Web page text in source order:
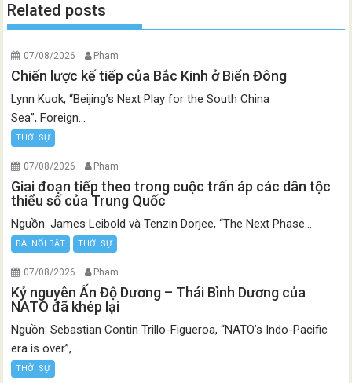
Related posts
07/08/2026 Pham
Chiến lược kế tiếp của Bắc Kinh ở Biển Đông
Lynn Kuok, “Beijing’s Next Play for the South China
Sea”, Foreign...
THỜI SỰ
07/08/2026 Pham
Giai đoạn tiếp theo trong cuộc trấn áp các dân tộc
thiểu số của Trung Quốc
Nguồn: James Leibold và Tenzin Dorjee, “The Next Phase...
BÀI NỔI BẬT THỜI SỰ
07/08/2026 Pham
Kỷ nguyên Ấn Độ Dương – Thái Bình Dương của
NATO đã khép lại
Nguồn: Sebastian Contin Trillo-Figueroa, “NATO’s Indo-Pacific
era is over”,...
THỜI SỰ